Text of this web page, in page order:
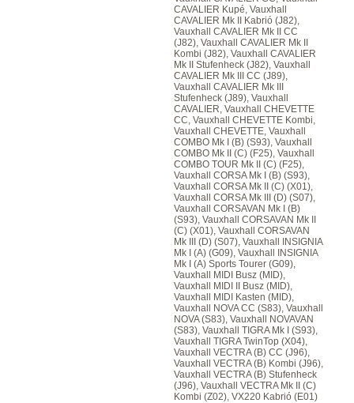
CAVALIER Kupé, Vauxhall
CAVALIER Mk II Kabrió (J82),
Vauxhall CAVALIER Mk II CC
(J82), Vauxhall CAVALIER Mk II
Kombi (J82), Vauxhall CAVALIER
Mk II Stufenheck (J82), Vauxhall
CAVALIER Mk III CC (J89),
Vauxhall CAVALIER Mk III
Stufenheck (J89), Vauxhall
CAVALIER, Vauxhall CHEVETTE
CC, Vauxhall CHEVETTE Kombi,
Vauxhall CHEVETTE, Vauxhall
COMBO Mk I (B) (S93), Vauxhall
COMBO Mk II (C) (F25), Vauxhall
COMBO TOUR Mk II (C) (F25),
Vauxhall CORSA Mk I (B) (S93),
Vauxhall CORSA Mk II (C) (X01),
Vauxhall CORSA Mk III (D) (S07),
Vauxhall CORSAVAN Mk I (B)
(S93), Vauxhall CORSAVAN Mk II
(C) (X01), Vauxhall CORSAVAN
Mk III (D) (S07), Vauxhall INSIGNIA
Mk I (A) (G09), Vauxhall INSIGNIA
Mk I (A) Sports Tourer (G09),
Vauxhall MIDI Busz (MID),
Vauxhall MIDI II Busz (MID),
Vauxhall MIDI Kasten (MID),
Vauxhall NOVA CC (S83), Vauxhall
NOVA (S83), Vauxhall NOVAVAN
(S83), Vauxhall TIGRA Mk I (S93),
Vauxhall TIGRA TwinTop (X04),
Vauxhall VECTRA (B) CC (J96),
Vauxhall VECTRA (B) Kombi (J96),
Vauxhall VECTRA (B) Stufenheck
(J96), Vauxhall VECTRA Mk II (C)
Kombi (Z02), VX220 Kabrió (E01)